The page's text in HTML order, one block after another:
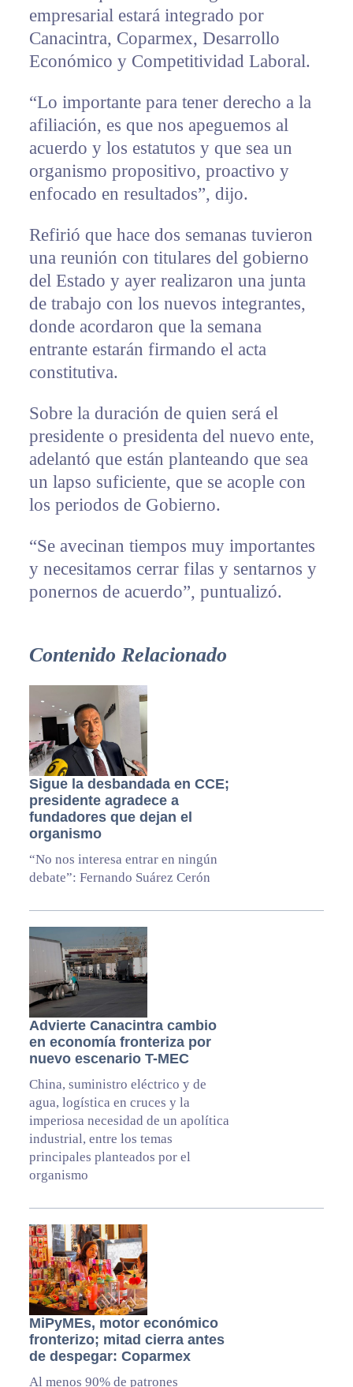
empresarial estará integrado por
Canacintra, Coparmex, Desarrollo
Económico y Competitividad Laboral.
“Lo importante para tener derecho a la
afiliación, es que nos apeguemos al
acuerdo y los estatutos y que sea un
organismo propositivo, proactivo y
enfocado en resultados”, dijo.
Refirió que hace dos semanas tuvieron
una reunión con titulares del gobierno
del Estado y ayer realizaron una junta
de trabajo con los nuevos integrantes,
donde acordaron que la semana
entrante estarán firmando el acta
constitutiva.
Sobre la duración de quien será el
presidente o presidenta del nuevo ente,
adelantó que están planteando que sea
un lapso suficiente, que se acople con
los periodos de Gobierno.
“Se avecinan tiempos muy importantes
y necesitamos cerrar filas y sentarnos y
ponernos de acuerdo”, puntualizó.
Contenido Relacionado
Sigue la desbandada en CCE;
presidente agradece a
fundadores que dejan el
organismo
“No nos interesa entrar en ningún
debate”: Fernando Suárez Cerón
Advierte Canacintra cambio
en economía fronteriza por
nuevo escenario T-MEC
China, suministro eléctrico y de
agua, logística en cruces y la
imperiosa necesidad de un apolítica
industrial, entre los temas
principales planteados por el
organismo
MiPyMEs, motor económico
fronterizo; mitad cierra antes
de despegar: Coparmex
Al menos 90% de patrones